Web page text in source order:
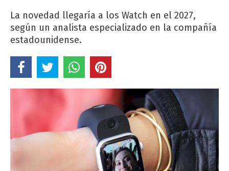
La novedad llegaría a los Watch en el 2027,
según un analista especializado en la compañía
estadounidense.